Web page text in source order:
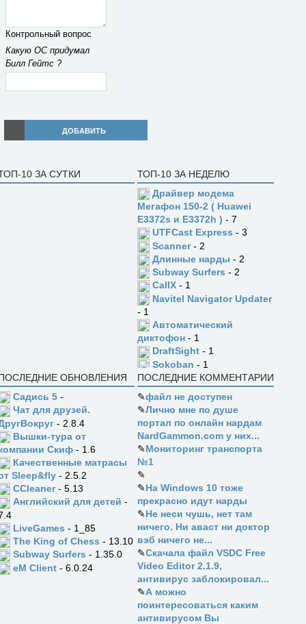
Контрольный вопрос
Какую ОС придумал
Билл Гейтс ?
ДОБАВИТЬ
10 ЗА СУТКИ
ТОП-10 ЗА НЕДЕЛЮ
Драйвер модема
Мегафон 150-2 ( Huawei
E3372s и E3372h ) - 7
UTFCast Express - 3
Scanner- 2
Длинные нарды - 2
Subway Surfers - 2
CallX - 1
Navitel Navigator Updater
- 1
Автоматический
диктофон - 1
DraftSight - 1
Sokoban - 1
ОБНОВЛЕНИЯ
Садись 5 -
Чат для друзей.
- 2.8.4
Вышки-тура от
Скиф - 1.6
Качественные матрасы
Sleep&fly - 2.5.2
CCleaner- 5.13
Английский для детей -
LiveGames - 1_85
The King of Chess - 13.10
Subway Surfers - 1.35.0
eM Client - 6.0.24
ПОСЛЕДНИЕ КОММЕНТАРИИ
✎файл не доступен
✎Лично мне по душе
портал по онлайн нардам
NardGammon.com у них...
✎Мониторинг транспорта
№1
✎
✎На Windows 10 тоже
прекрасно идут нарды
✎Не неси чушь, нет там
ничего. Ни аваст ни доктор
вэб ничего не...
✎Скачала файл VSDC Free
Video Editor 2.1.9,
антивирус заблокировал...
✎А можно
поинтересоваться каким
антивирусом Вы